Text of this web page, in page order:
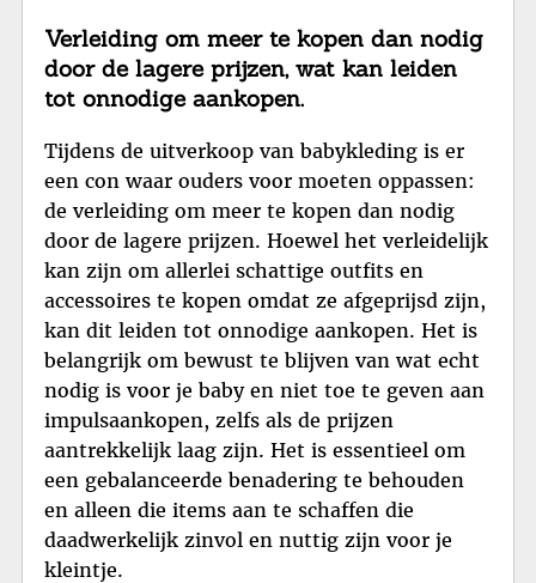
Verleiding om meer te kopen dan nodig
door de lagere prijzen, wat kan leiden
tot onnodige aankopen.
Tijdens de uitverkoop van babykleding is er
een con waar ouders voor moeten oppassen:
de verleiding om meer te kopen dan nodig
door de lagere prijzen. Hoewel het verleidelijk
kan zijn om allerlei schattige outfits en
accessoires te kopen omdat ze afgeprijsd zijn,
kan dit leiden tot onnodige aankopen. Het is
belangrijk om bewust te blijven van wat echt
nodig is voor je baby en niet toe te geven aan
impulsaankopen, zelfs als de prijzen
aantrekkelijk laag zijn. Het is essentieel om
een gebalanceerde benadering te behouden
en alleen die items aan te schaffen die
daadwerkelijk zinvol en nuttig zijn voor je
kleintje.